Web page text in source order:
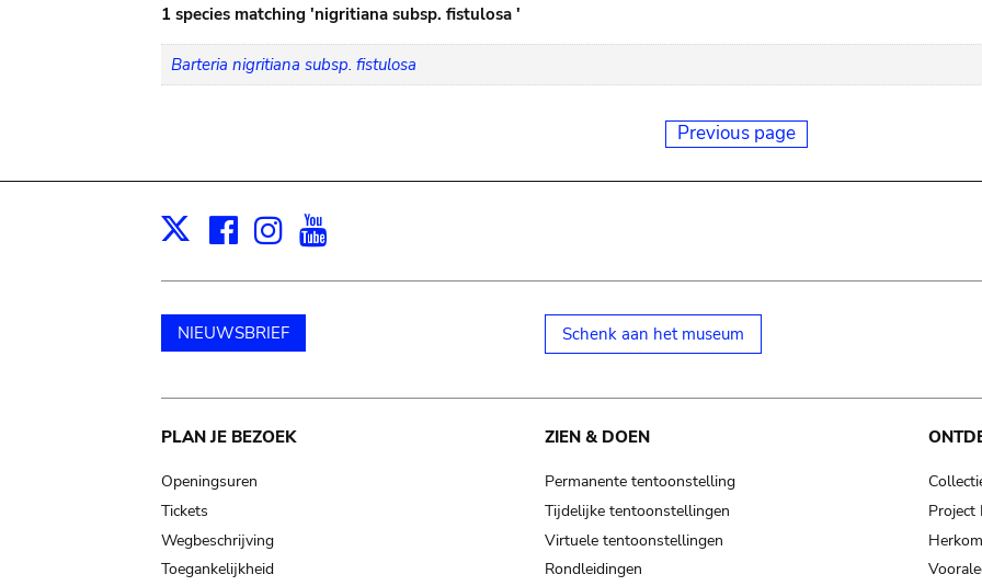
1 species matching 'nigritiana subsp. fistulosa '
Barteria nigritiana subsp. fistulosa
Previous page
X Facebook
Instagram
NIEUWSBRIEF Schenk aan het museum
Main
navigation
PLAN JE BEZOEK
Openingsuren
Tickets
Wegbeschrijving
Toegankelijkheid
ZIEN & DOEN
Permanente tentoonstelling
Tijdelijke tentoonstellingen
Virtuele tentoonstellingen
Rondleidingen
Project